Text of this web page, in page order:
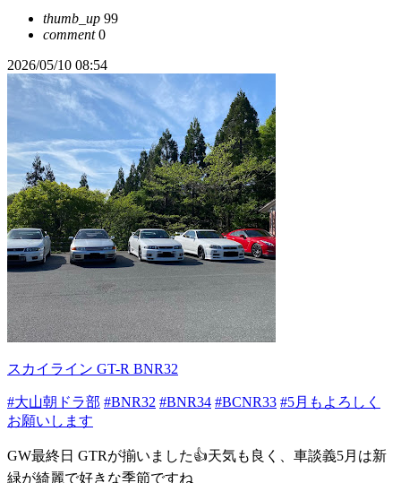
thumb_up 99
comment0
2026/05/10 08:54
スカイライン GT-R BNR32
#大山朝ドラ部 #BNR32 #BNR34 #BCNR33 #5月もよろしく
お願いします
GW最終日 GTRが揃いました👍天気も良く、車談義5月は新
緑が綺麗で好きな季節ですね